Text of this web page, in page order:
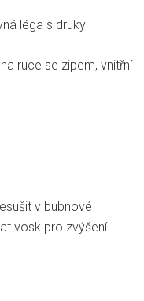
léga s druky
ruce se zipem, vnitřní
v bubnové
vosk pro zvýšení